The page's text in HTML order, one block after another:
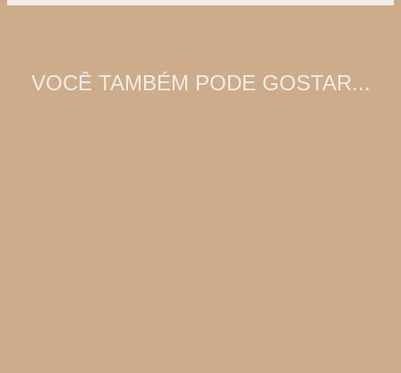
VOCÊ TAMBÉM PODE GOSTAR...